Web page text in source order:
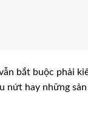
bắt buộc phải
nứt hay những sản